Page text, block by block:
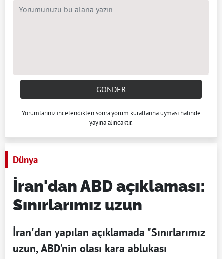
GÖNDER
Yorumlarınız incelendikten sonrayorum kurallarına uyması halinde
yayına alıncaktır.
Dünya
İran'dan ABD açıklaması:
Sınırlarımız uzun
İran'dan yapılan açıklamada "Sınırlarımız
uzun, ABD'nin olası kara ablukası